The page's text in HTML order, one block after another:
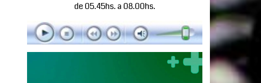
de 05.45hs. a 08.00hs.